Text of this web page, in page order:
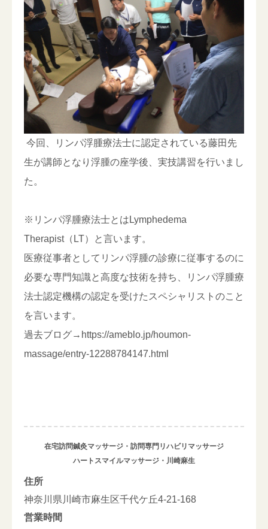
今回、リンパ浮腫療法士に認定されている藤田先
生が講師となり浮腫の座学後、実技講習を行いまし
た。
※リンパ浮腫療法士とは Lymphedema
Therapist（ LT）と言います。
医療従事者としてリンパ浮腫の診療に従事するのに
必要な専門知識と高度な技術を持ち、リンパ浮腫療
法士認定機構の認定を受けたスペシャリストのこと
を言います。
過去ブログ→ https://ameblo.jp/houmon-
massage/entry-12288784147.html
在宅訪問鍼灸マッサージ・訪問専門リハビリマッサージ
ハートスマイルマッサージ・川崎麻生
住所
神奈川県川崎市麻生区千代ケ丘4-21-168
営業時間